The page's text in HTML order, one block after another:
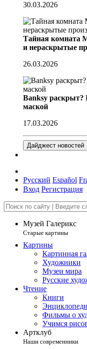
30.03.2026
Тайная комната
и нераскрытые
26.03.2026
Banksy раскрыт?
маской
17.03.2026
Дайджест новостей
Русский Español
Вход Регистрация
Музей Галерикс
Старые картины
Картины
Картинная
Художники
Музеи мира
Русские
Чтение
Книги
Фильмы о
Учимся
Артклуб
Наши современники